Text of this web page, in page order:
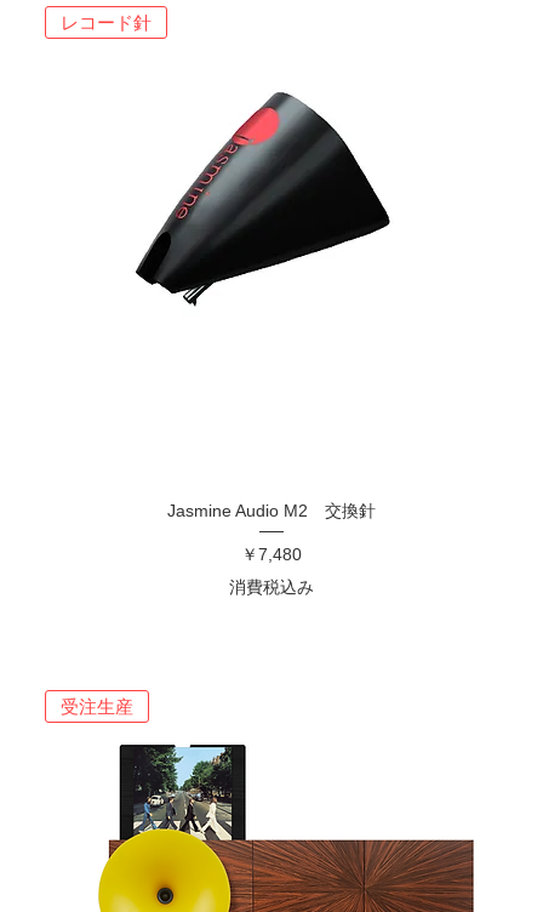
レコード針
Jasmine Audio M2 交換針
価格
￥7,480
消費税込み
受注生産